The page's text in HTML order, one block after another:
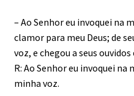
– Ao Senhor eu invoquei na
clamor para meu Deus; de
voz, e chegou a seus
R: Ao Senhor eu invoquei
minha voz.